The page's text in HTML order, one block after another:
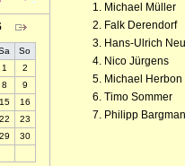
1. Damen
2. Schüler
So
1
2
8
9
15
16
22
23
29
30
Michael Müller
Falk Derendorf
Hans-Ulrich
Nico Jürgens
Michael Herbon
Timo Sommer
Philipp